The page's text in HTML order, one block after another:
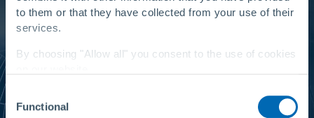
to them or that they have collected from your use of their
services.
By choosing "Allow all" you consent to the use of cookies
link in
our privacy policy
Selection
Functional